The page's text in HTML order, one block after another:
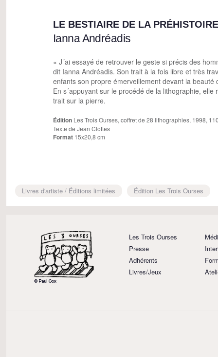
LE BESTIAIRE DE LA PRÉHISTOIRE
Ianna Andréadis
« J´ai essayé de retrouver le geste si précis des
dit Ianna Andréadis. Son trait à la fois libre et très
enfants son propre émerveillement devant la beauté
En s´appuyant sur le procédé de la lithographie, elle
trait sur la pierre.
Édition Les Trois Ourses, coffret de 28 lithographies, 1998,
Texte de Jean Clottes
Format 15x20,8 cm
Livres d'artiste / Éditions limitées Édition Les Trois Ourses
Les Trois Ourses
Presse
Adhérents
Livres/Jeux